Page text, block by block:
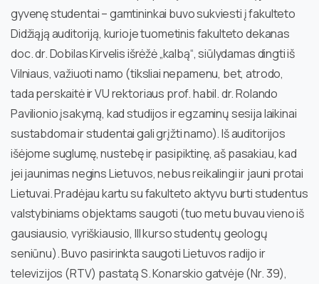
gyvenę studentai – gamtininkai buvo sukviesti į fakulteto
Didžiąją auditoriją, kurioje tuometinis fakulteto dekanas
doc. dr. Dobilas Kirvelis išrėžė „kalbą“, siūlydamas dingti iš
Vilniaus, važiuoti namo (tiksliai nepamenu, bet, atrodo,
tada perskaitė ir VU rektoriaus prof. habil. dr. Rolando
Pavilionio įsakymą, kad studijos ir egzaminų sesija laikinai
sustabdoma ir studentai gali grįžti namo). Iš auditorijos
išėjome suglumę, nustebę ir pasipiktinę, aš pasakiau, kad
jei jaunimas negins Lietuvos, nebus reikalingi ir jauni protai
Lietuvai. Pradėjau kartu su fakulteto aktyvu burti studentus
valstybiniams objektams saugoti (tuo metu buvau vieno iš
gausiausio, vyriškiausio, III kurso studentų geologų
seniūnu). Buvo pasirinkta saugoti Lietuvos radijo ir
televizijos (RTV) pastatą S. Konarskio gatvėje (Nr. 39),